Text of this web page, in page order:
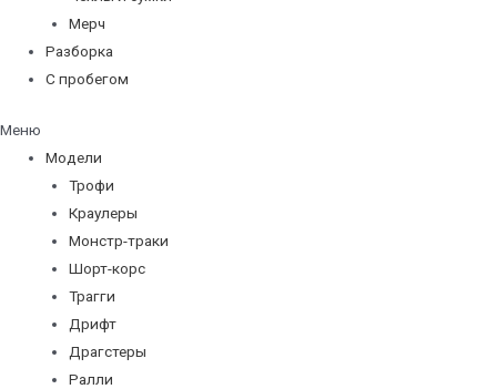
Мерч
Разборка
С пробегом
Меню
Модели
Трофи
Краулеры
Монстр-траки
Шорт-корс
Трагги
Дрифт
Драгстеры
Ралли